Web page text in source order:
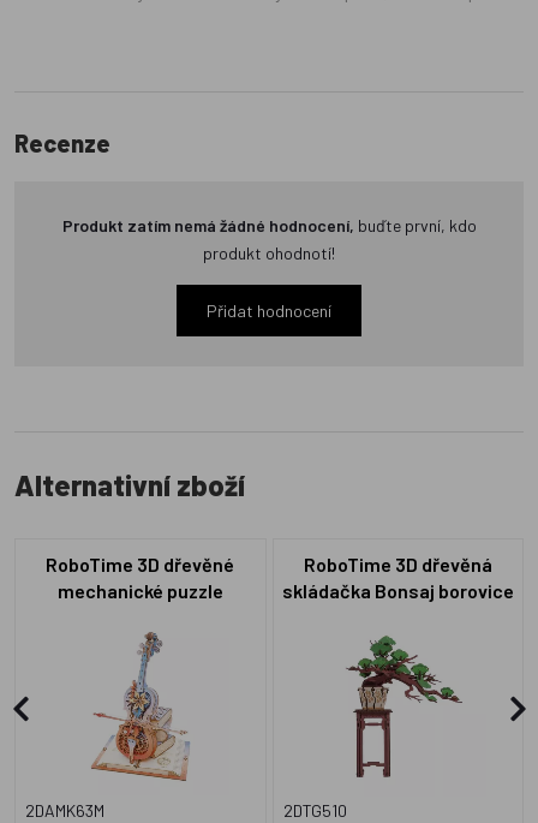
Recenze
Produkt zatím nemá žádné hodnocení, buďte první, kdo
produkt ohodnotí!
Přidat hodnocení
Alternativní zboží
RoboTime 3D dřevěné
mechanické puzzle
(mechanický pohon)
2DAMK63M
RoboTime 3D dřevěná
skládačka Bonsaj borovice
2DTG510